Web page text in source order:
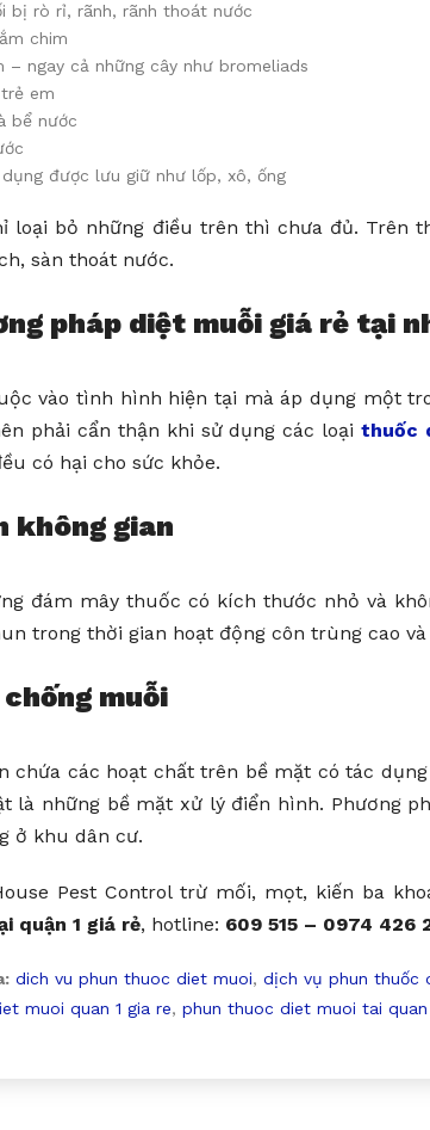
bị rò rỉ, rãnh, rãnh thoát nước
chim
– ngay cả những cây như bromeliads
em
bể nước
dụng được lưu giữ như lốp, xô, ống
loại bỏ những điều trên thì chưa đủ. Trên
sàn thoát nước.
pháp diệt muỗi giá rẻ tại
vào tình hình hiện tại mà áp dụng một
phải cẩn thận khi sử dụng các loạithuốc
có hại cho sức khỏe.
không gian
đám mây thuốc có kích thước nhỏ và
trong thời gian hoạt động côn trùng cao
muỗi
chứa các hoạt chất trên bề mặt có tác
là những bề mặt xử lý điển hình. Phương
ở khu dân cư.
Pest Control trừ mối, mọt, kiến ba
quận 1 giá rẻ, hotline: 609 515 – 0974 426
dich vu phun thuoc diet muoi, dịch vụ phun thuốc
muoi quan 1 gia re, phun thuoc diet muoi tai quan